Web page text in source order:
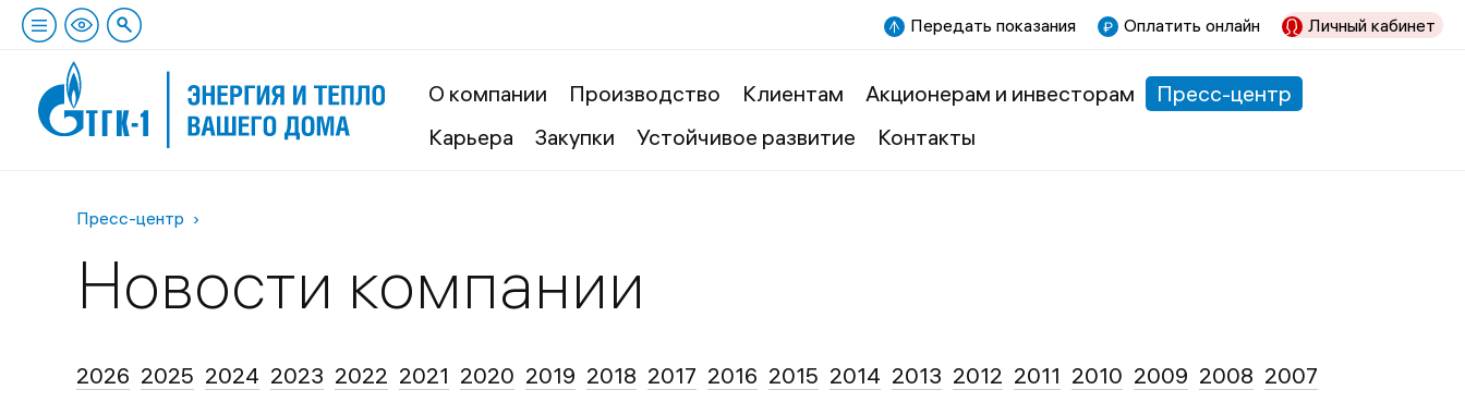
Передать показания Оплатить онлайн Личный кабинет
О компании Производство Клиентам Акционерам и инвесторам
Пресс-центр
Карьера
Закупки Устойчивое развитие Контакты
Пресс-центр
Новости компании
2026 2025 2024 2023 2022 2021 2020 2019 2018 2017 2016 2015 2014 2013 2012 2011 2010 2009 2008 2007